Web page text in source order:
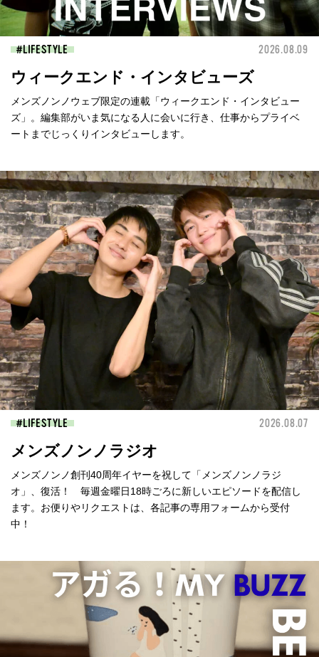
LIFESTYLE 2026.08.09
ウィークエンド・インタビューズ
メンズノンノウェブ限定の連載「ウィークエンド・インタビュー
ズ」。編集部がいま気になる人に会いに行き、仕事からプライベ
ートまでじっくりインタビューします。
LIFESTYLE 2026.08.07
メンズノンノラジオ
メンズノンノ創刊40周年イヤーを祝して「メンズノンノラジ
オ」、復活！ 毎週金曜日18時ごろに新しいエピソードを配信し
ます。お便りやリクエストは、各記事の専用フォームから受付
中！